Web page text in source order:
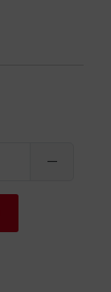
remove